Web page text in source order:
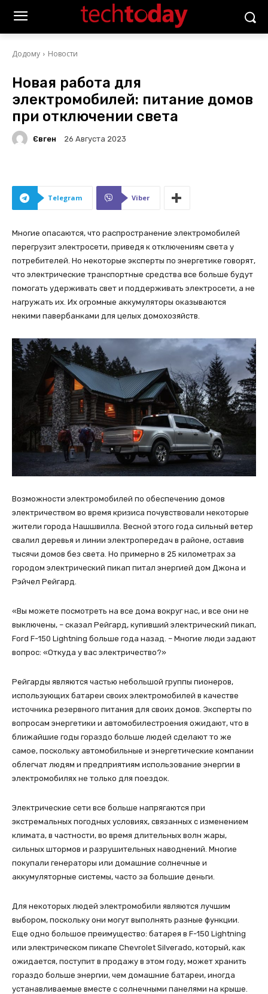
Додому Новости
Новая работа для
электромобилей: питание домов
при отключении света
Євген 26 Августа 2023
Telegram Viber
Многие опасаются, что распространение электромобилей
перегрузит электросети, приведя к отключениям света у
потребителей. Но некоторые эксперты по энергетике говорят,
что электрические транспортные средства все больше будут
помогать удерживать свет и поддерживать электросети, а не
нагружать их. Их огромные аккумуляторы оказываются
некими павербанками для целых домохозяйств.
Возможности электромобилей по обеспечению домов
электричеством во время кризиса почувствовали некоторые
жители города Нашшвилла. Весной этого года сильный ветер
свалил деревья и линии электропередач в районе, оставив
тысячи домов без света. Но примерно в 25 километрах за
городом электрический пикап питал энергией дом Джона и
Рэйчел Рейгард.
«Вы можете посмотреть на все дома вокруг нас, и все они не
выключены, – сказал Рейгард, купивший электрический пикап,
Ford F-150 Lightning больше года назад. – Многие люди задают
вопрос: «Откуда у вас электричество?»
Рейгарды являются частью небольшой группы пионеров,
использующих батареи своих электромобилей в качестве
источника резервного питания для своих домов. Эксперты по
вопросам энергетики и автомобилестроения ожидают, что в
ближайшие годы гораздо больше людей сделают то же
самое, поскольку автомобильные и энергетические компании
облегчат людям и предприятиям использование энергии в
электромобилях не только для поездок.
Электрические сети все больше напрягаются при
экстремальных погодных условиях, связанных с изменением
климата, в частности, во время длительных волн жары,
сильных штормов и разрушительных наводнений. Многие
покупали генераторы или домашние солнечные и
аккумуляторные системы, часто за большие деньги.
Для некоторых людей электромобили являются лучшим
выбором, поскольку они могут выполнять разные функции.
Еще одно большое преимущество: батарея в F-150 Lightning
или электрическом пикапе Chevrolet Silverado, который, как
ожидается, поступит в продажу в этом году, может хранить
гораздо больше энергии, чем домашние батареи, иногда
устанавливаемые вместе с солнечными панелями на крыше.